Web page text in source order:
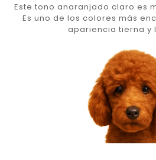
Este tono anaranjado claro es
Es uno de los colores más
apariencia tierna y